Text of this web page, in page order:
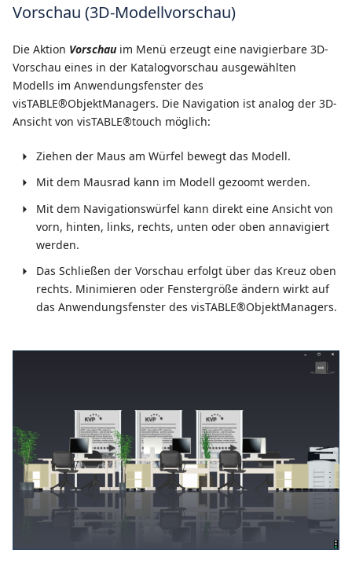
Vorschau (3D-Modellvorschau)
Die Aktion Vorschauim Menü erzeugt eine navigierbare 3D-
Vorschau eines in der Katalogvorschau ausgewählten
Modells im Anwendungsfenster des
visTABLE®ObjektManagers. Die Navigation ist analog der 3D-
Ansicht von visTABLE®touch möglich:
Ziehen der Maus am Würfel bewegt das Modell.
Mit dem Mausrad kann im Modell gezoomt werden.
Mit dem Navigationswürfel kann direkt eine Ansicht von
vorn, hinten, links, rechts, unten oder oben annavigiert
werden.
Das Schließen der Vorschau erfolgt über das Kreuz oben
rechts. Minimieren oder Fenstergröße ändern wirkt auf
das Anwendungsfenster des visTABLE®ObjektManagers.